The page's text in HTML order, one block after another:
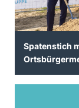
Spatenstich